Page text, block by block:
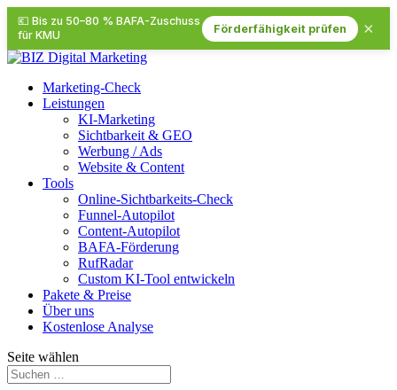
💶 Bis zu 50–80 % BAFA-Zuschuss
für KMU
Förderfähigkeit prüfen ×
Marketing-Check
Leistungen
KI-Marketing
Sichtbarkeit & GEO
Werbung / Ads
Website & Content
Tools
Online-Sichtbarkeits-Check
Funnel-Autopilot
Content-Autopilot
BAFA-Förderung
RufRadar
Custom KI-Tool entwickeln
Pakete & Preise
Über uns
Kostenlose Analyse
Seite wählen